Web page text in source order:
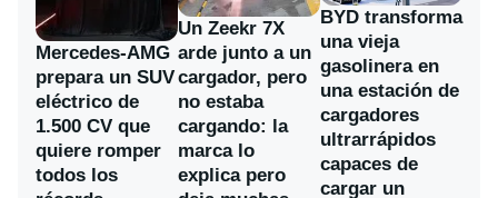
Mercedes-AMG
prepara un SUV
eléctrico de
1.500 CV que
quiere romper
todos los
Un Zeekr 7X
arde junto a un
cargador, pero
no estaba
cargando: la
marca lo
explica pero
BYD transforma
una vieja
gasolinera en
una estación de
cargadores
ultrarrápidos
capaces de
cargar un